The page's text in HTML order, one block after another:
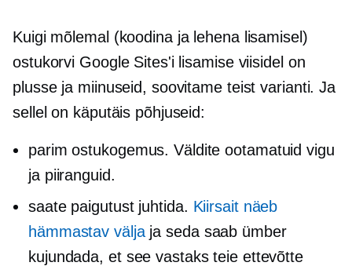
Kuigi mõlemal (koodina ja lehena lisamisel)
ostukorvi Google Sites'i lisamise viisidel on
plusse ja miinuseid, soovitame teist varianti. Ja
sellel on käputäis põhjuseid:
parim ostukogemus. Väldite ootamatuid vigu
ja piiranguid.
saate paigutust juhtida. Kiirsait näeb
hämmastav väljaja seda saab ümber
kujundada, et see vastaks teie ettevõtte